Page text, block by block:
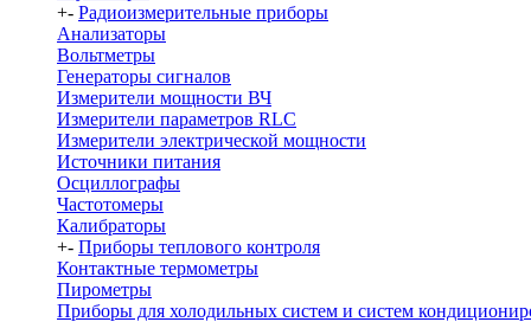
+- Радиоизмерительные приборы
Анализаторы
Вольтметры
Генераторы сигналов
Измерители мощности ВЧ
Измерители параметров RLC
Измерители электрической мощности
Источники питания
Осциллографы
Частотомеры
Калибраторы
+- Приборы теплового контроля
Контактные термометры
Пирометры
Приборы для холодильных систем и систем